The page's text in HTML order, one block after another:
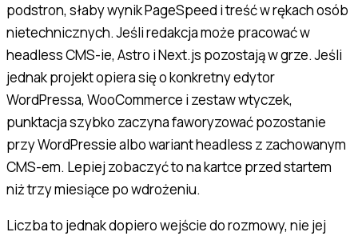
podstron, słaby wynik PageSpeed i treść w rękach osób
nietechnicznych. Jeśli redakcja może pracować w
headless CMS-ie, Astro i Next.js pozostają w grze. Jeśli
jednak projekt opiera się o konkretny edytor
WordPressa, WooCommerce i zestaw wtyczek,
punktacja szybko zaczyna faworyzować pozostanie
przy WordPressie albo wariant headless z zachowanym
CMS-em. Lepiej zobaczyć to na kartce przed startem
niż trzy miesiące po wdrożeniu.
Liczba to jednak dopiero wejście do rozmowy, nie jej